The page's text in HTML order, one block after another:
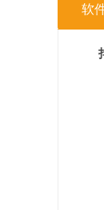
软